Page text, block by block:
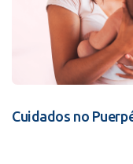
Cuidados no